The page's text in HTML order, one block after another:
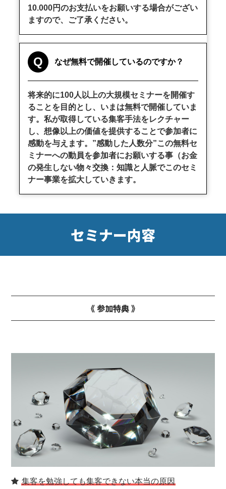
10.000円のお支払いをお願いする場合がござい
ますので、ご了承ください。
Q なぜ無料で開催しているのですか？
将来的に100人以上の大規模セミナーを開催す
ることを目的とし、いまは無料で開催していま
す。私が取得している集客手法をレクチャー
し、想像以上の価値を提供することで参加者に
感動を与えます。”感動した人数分”この無料セ
ミナーへの動員を参加者にお願いする事（お金
の発生しない物々交換：知識と人脈でこのセミ
ナー事業を拡大していきます。
セミナー内容
《 参加特典 》
集客を勉強しても集客できない本当の原因